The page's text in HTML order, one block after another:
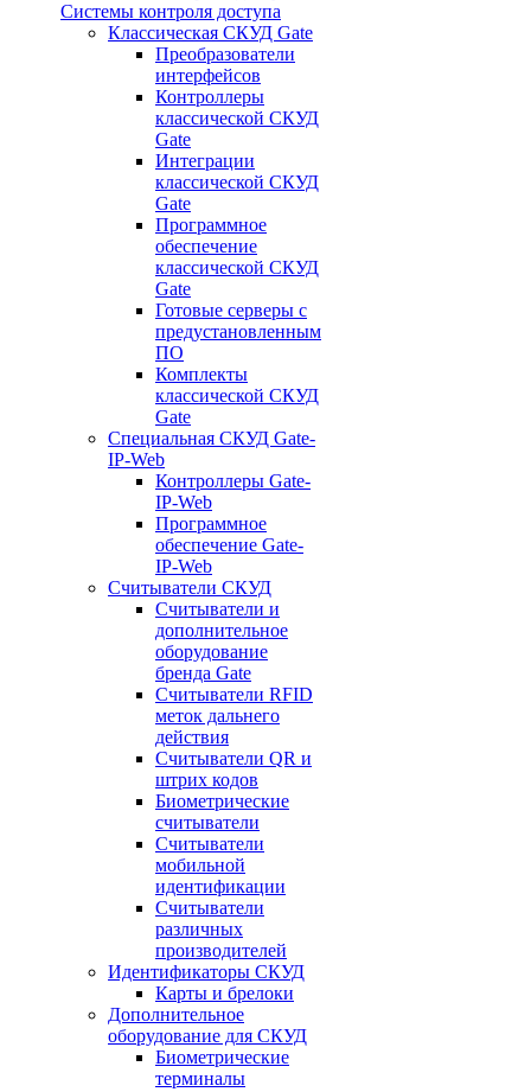
Системы контроля доступа
Классическая СКУД Gate
Преобразователи
интерфейсов
Контроллеры
классической СКУД
Gate
Интеграции
классической СКУД
Gate
Программное
обеспечение
классической СКУД
Gate
Готовые серверы с
предустановленным
ПО
Комплекты
классической СКУД
Gate
Специальная СКУД Gate-
IP-Web
Контроллеры Gate-
IP-Web
Программное
обеспечение Gate-
IP-Web
Считыватели СКУД
Считыватели и
дополнительное
оборудование
бренда Gate
Считыватели RFID
меток дальнего
действия
Считыватели QR и
штрих кодов
Биометрические
считыватели
Считыватели
мобильной
идентификации
Считыватели
различных
производителей
Идентификаторы СКУД
Карты и брелоки
Дополнительное
оборудование для СКУД
Биометрические
терминалы